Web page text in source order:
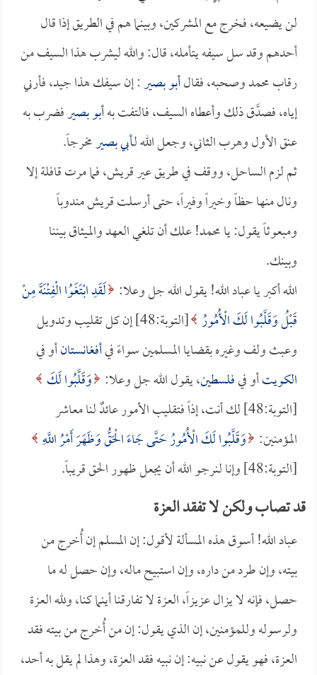
لن يضيعه، فخرج مع المشركين، وبينما هم في الطريق إذا قال
أحدهم وقد سل سيفه يتأمله، قال: والله ليشرب هذا السيف من
رقاب محمد وصحبه، فقالأبو بصير: إن سيفك هذا جيد، فأرني
إياه، فصدَّق ذلك وأعطاه السيف، فالتفت بهأبو بصيرفضرب به
عنق الأول وهرب الثاني، وجعل الله لـأبي بصيرمخرجاً.
ثم لزم الساحل، ووقف في طريق عير قريش، فما مرت قافلة إلا
ونال منها حظاً وخيراً وفيراً، حتى أرسلت قريش مندوباً
ومبعوثاً يقول: يا محمد! علك أن تلغي العهد والميثاق بيننا
وبينك.
الله أكبر يا عباد الله! يقول الله جل وعلا: لَقَدِ ابْتَغَوُا الْفِتْنَةَ مِنْ
قَبْلُ وَقَلَّبُوا لَكَ الْأُمُورُ
[التوبة:48] إن كل تقليب وتدويل
وعبث ولف وغيره بقضايا المسلمين سواءً فيأفغانستانأو في
الكويتأو فيفلسطين، يقول الله جل وعلا: وَقَلَّبُوا لَكَ
[التوبة:48] لك أنت، إذاً فتقليب الأمور عائدٌ لنا معاشر
المؤمنين: وَقَلَّبُوا لَكَ الْأُمُورُ حَتَّى جَاءَ الْحَقُّ وَظَهَرَ أَمْرُ اللَّهِ
[التوبة:48] وإنا لنرجو الله أن يجعل ظهور الحق قريباً.
قد تصاب ولكن لا تفقد العزة
عباد الله! أسوق هذه المسألة لأقول: إن المسلم إن أُخرج من
بيته، وإن طرد من داره، وإن استبيح ماله، وإن حصل له ما
حصل، فإنه لا يزال عزيزاً، العزة لا تفارقنا أينما كنا، ولله العزة
ولرسوله وللمؤمنين، إن الذي يقول: إن من أُخرج من بيته فقد
العزة، فهو يقول عن نبيه: إن نبيه فقد العزة، وهذا لم يقل به أحد،